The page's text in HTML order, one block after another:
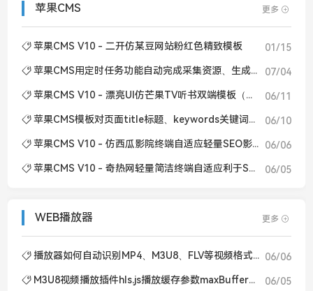
苹果CMS 更多
01/15
苹果CMS V10 - 二开仿某豆网站粉红色精致模板
07/04
苹果CMS用定时任务功能自动完成采集资源、生成静态视频文章等操作
06/11
苹果CMS V10 - 漂亮UI仿芒果TV听书双端模板（十八码修复无错开源版）
06/10
苹果CMS模板对页面title标题、keywords关键词、description描述的基本SEO优化
06/06
苹果CMS V10 - 仿西瓜影院终端自适应轻量SEO影视模板
06/05
苹果CMS V10 - 奇热网轻量简洁终端自适应利于SEO影视模板
WEB播放器 更多
06/06
播放器如何自动识别MP4、M3U8、FLV等视频格式，加载正确插件类型播放视频
06/05
M3U8视频播放插件hls.js播放缓存参数maxBufferSize和maxBufferLength设置